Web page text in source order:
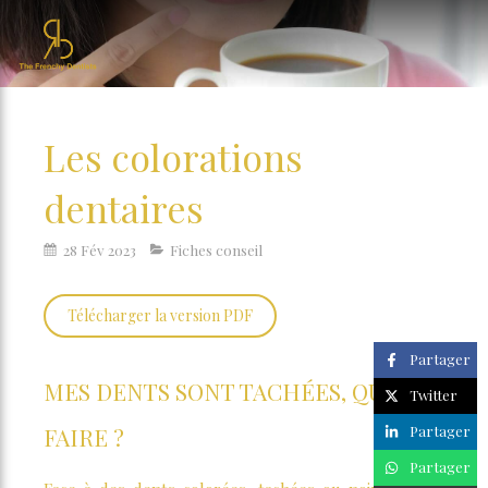
Les colorations
dentaires
28 Fév 2023 Fiches conseil
Télécharger la version PDF
MES DENTS SONT TACHÉES, QUE
FAIRE ?
Partager
Twitter
Partager
Partager